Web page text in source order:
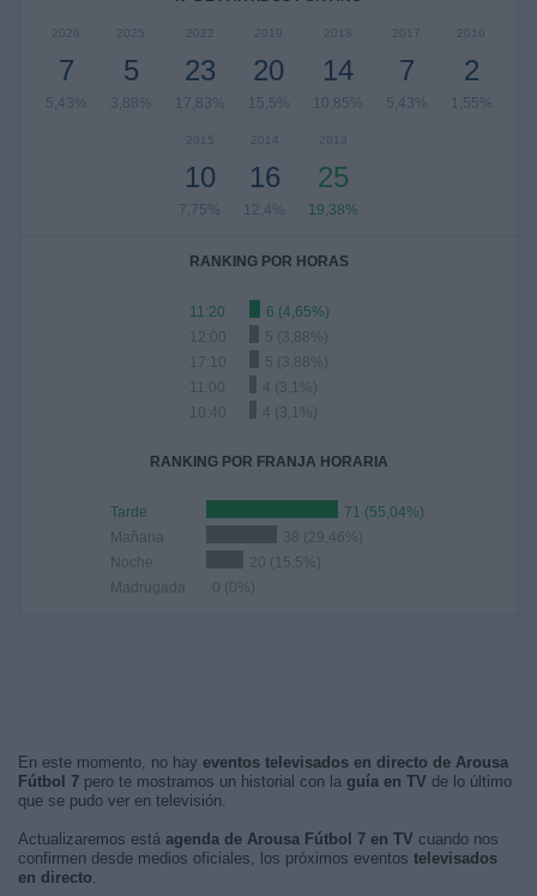
2026
7
5,43%
2025
5
3,88%
2022
23
17,83%
2019
20
15,5%
2018
14
10,85%
2017
7
5,43%
2016
2
1,55%
2015
10
7,75%
2014
16
12,4%
2013
25
19,38%
RANKING POR HORAS
11:20
6 (4,65%)
12:00
5 (3,88%)
17:10
5 (3,88%)
4 (3,1%)
4 (3,1%)
RANKING POR FRANJA HORARIA
Tarde
71 (55,04%)
Mañana
38 (29,46%)
Noche
20 (15,5%)
Madrugada
0 (0%)
En este momento, no hay eventos televisados en directo de Arousa
Fútbol 7 pero te mostramos un historial con la guía en TV de lo último
que se pudo ver en televisión.
Actualizaremos está agenda de Arousa Fútbol 7 en TV cuando nos
confirmen desde medios oficiales, los próximos eventos televisados
en directo.